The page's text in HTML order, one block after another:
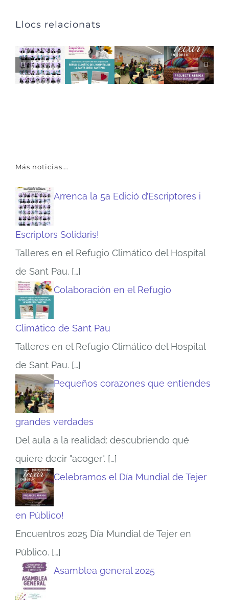
Llocs relacionats
Arrenca
Edició
d’Escriptores
i
Colaboración
Refugio
Climático
de
corazones
que
entiendes
Mundial
de
Tejer
Más noticias….
Arrenca la 5a Edició d’Escriptores i
Escriptors Solidaris!
Talleres en el Refugio Climático del Hospital
de Sant Pau. […]
Colaboración en el Refugio
Climático de Sant Pau
Talleres en el Refugio Climático del Hospital
de Sant Pau. […]
Pequeños corazones que entiendes
grandes verdades
Del aula a la realidad: descubriendo qué
quiere decir "acoger". […]
Celebramos el Día Mundial de Tejer
en Público!
Encuentros 2025 Día Mundial de Tejer en
Público. […]
Asamblea general 2025